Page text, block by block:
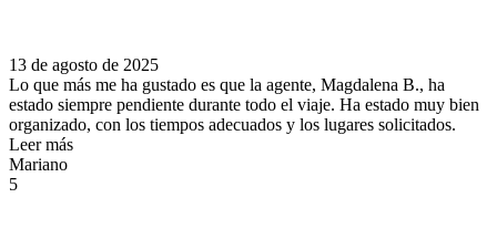
13 de agosto de 2025
Lo que más me ha gustado es que la agente, Magdalena B., ha
estado siempre pendiente durante todo el viaje. Ha estado muy bien
organizado, con los tiempos adecuados y los lugares solicitados.
Leer más
Mariano
5